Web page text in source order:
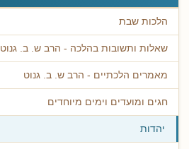
הלכות שבת
שאלות ותשובות בהלכה - הרב ש. ב. גנוט
מאמרים הלכתיים - הרב ש. ב. גנוט
חגים ומועדים וימים מיוחדים
יהדות